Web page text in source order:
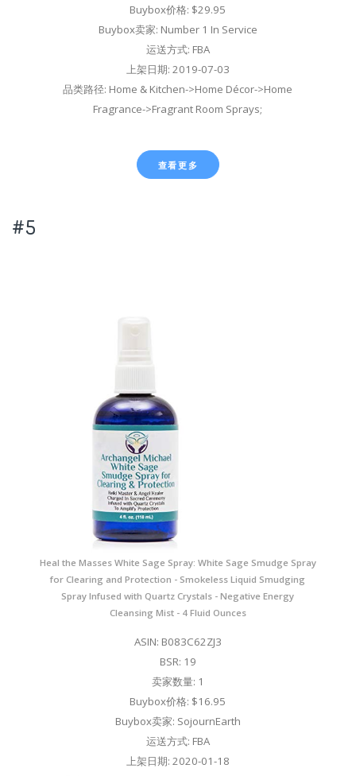
Buybox价格: $29.95
Buybox卖家: Number 1 In Service
运送方式: FBA
上架日期: 2019-07-03
品类路径: Home & Kitchen->Home Décor->Home
Fragrance->Fragrant Room Sprays;
查看更多
#5
Heal the Masses White Sage Spray: White Sage Smudge Spray
for Clearing and Protection - Smokeless Liquid Smudging
Spray Infused with Quartz Crystals - Negative Energy
Cleansing Mist - 4 Fluid Ounces
ASIN: B083C62ZJ3
BSR: 19
卖家数量: 1
Buybox价格: $16.95
Buybox卖家: SojournEarth
运送方式: FBA
上架日期: 2020-01-18